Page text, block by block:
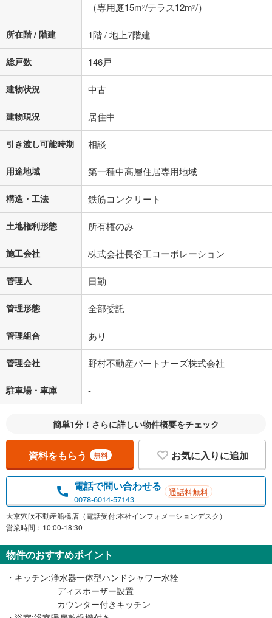
（専用庭15m2/テラス12m2/）
所在階 / 階建 1階 / 地上7階建
総戸数 146戸
建物状況 中古
建物現況 居住中
引き渡し可能時期 相談
用途地域 第一種中高層住居専用地域
構造・工法 鉄筋コンクリート
土地権利形態 所有権のみ
施工会社 株式会社長谷工コーポレーション
管理人 日勤
管理形態 全部委託
管理組合 あり
管理会社 野村不動産パートナーズ株式会社
駐車場・車庫 -
簡単1分！さらに詳しい物件概要をチェック
資料をもらう 無料 お気に入りに追加
電話で問い合わせる
0078-6014-57143
通話料無料
大京穴吹不動産船橋店（電話受付:本社インフォメーションデスク）
営業時間：10:00-18:30
物件のおすすめポイント
・キッチン:浄水器一体型ハンドシャワー水栓
ディスポーザー設置
カウンター付きキッチン